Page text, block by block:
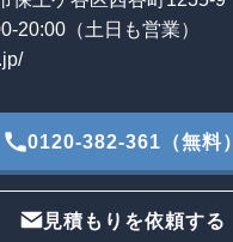
20:00（土日も営業）
0120-382-361（無料）
見積もりを依頼する